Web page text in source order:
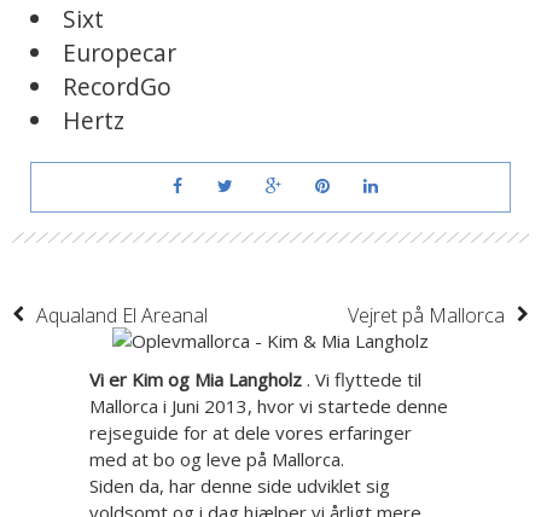
Sixt
Europecar
RecordGo
Hertz
Aqualand El Areanal Vejret på Mallorca
Vi er Kim og Mia Langholz . Vi flyttede til
Mallorca i Juni 2013, hvor vi startede denne
rejseguide for at dele vores erfaringer
med at bo og leve på Mallorca.
Siden da, har denne side udviklet sig
voldsomt og i dag hjælper vi årligt mere